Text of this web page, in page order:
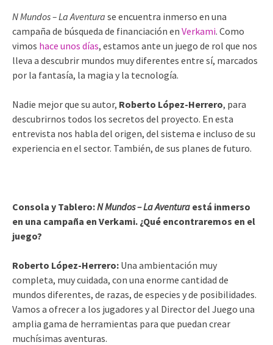
N Mundos – La Aventura se encuentra inmerso en una
campaña de búsqueda de financiación en Verkami. Como
vimos hace unos días, estamos ante un juego de rol que nos
lleva a descubrir mundos muy diferentes entre sí, marcados
por la fantasía, la magia y la tecnología.
Nadie mejor que su autor, Roberto López-Herrero, para
descubrirnos todos los secretos del proyecto. En esta
entrevista nos habla del origen, del sistema e incluso de su
experiencia en el sector. También, de sus planes de futuro.
Consola y Tablero:N Mundos – La Aventura está inmerso
en una campaña en Verkami. ¿Qué encontraremos en el
juego?
Roberto López-Herrero: Una ambientación muy
completa, muy cuidada, con una enorme cantidad de
mundos diferentes, de razas, de especies y de posibilidades.
Vamos a ofrecer a los jugadores y al Director del Juego una
amplia gama de herramientas para que puedan crear
muchísimas aventuras.